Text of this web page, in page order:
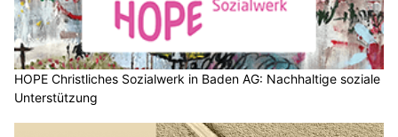
HOPE Christliches Sozialwerk in Baden AG: Nachhaltige soziale
Unterstützung